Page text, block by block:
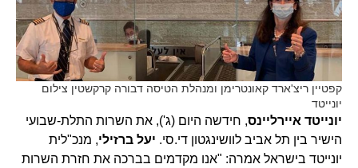
קפטיין ריצ'ארד קאונטרימן ומנהלת הטיסה דבורה קרקשטין צילום
יונייטד
יונייטד איירליינס, חידשה היום (ג'), את השרות התלת-שבועי
הישיר בין תל אביב לוושינגטון די.סי.יעל ברזילי, מנכ"לית
יונייטד בישראל אמרה: "אנו מקדמים בברכה את חזרת השרות